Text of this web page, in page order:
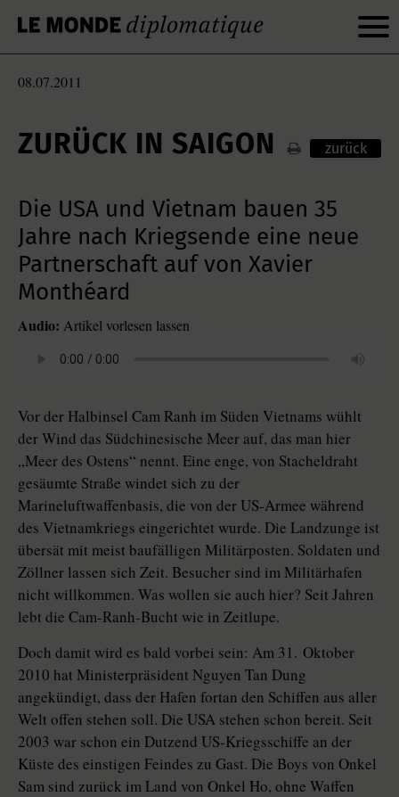
08.07.2011
ZURÜCK IN SAIGON zurück
Die USA und Vietnam bauen 35
Jahre nach Kriegsende eine neue
Partnerschaft auf von Xavier
Monthéard
Audio: Artikel vorlesen lassen
Vor der Halbinsel Cam Ranh im Süden Vietnams wühlt
der Wind das Südchinesische Meer auf, das man hier
„Meer des Ostens“ nennt. Eine enge, von Stacheldraht
gesäumte Straße windet sich zu der
Marineluftwaffenbasis, die von der US-Armee während
des Vietnamkriegs eingerichtet wurde. Die Landzunge ist
übersät mit meist baufälligen Militärposten. Soldaten und
Zöllner lassen sich Zeit. Besucher sind im Militärhafen
nicht willkommen. Was wollen sie auch hier? Seit Jahren
lebt die Cam-Ranh-Bucht wie in Zeitlupe.
Doch damit wird es bald vorbei sein: Am 31. Oktober
2010 hat Ministerpräsident Nguyen Tan Dung
angekündigt, dass der Hafen fortan den Schiffen aus aller
Welt offen stehen soll. Die USA stehen schon bereit. Seit
2003 war schon ein Dutzend US-Kriegsschiffe an der
Küste des einstigen Feindes zu Gast. Die Boys von Onkel
Sam sind zurück im Land von Onkel Ho, ohne Waffen